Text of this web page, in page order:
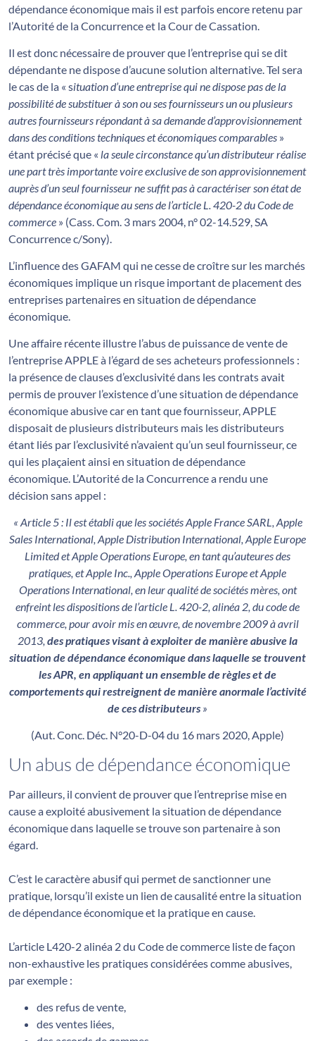
dépendance économique mais il est parfois encore retenu par
l’Autorité de la Concurrence et la Cour de Cassation.
Il est donc nécessaire de prouver que l’entreprise qui se dit
dépendante ne dispose d’aucune solution alternative. Tel sera
le cas de la « situation d’une entreprise qui ne dispose pas de la
possibilité de substituer à son ou ses fournisseurs un ou plusieurs
autres fournisseurs répondant à sa demande d’approvisionnement
dans des conditions techniques et économiques comparables »
étant précisé que « la seule circonstance qu’un distributeur réalise
une part très importante voire exclusive de son approvisionnement
auprès d’un seul fournisseur ne suffit pas à caractériser son état de
dépendance économique au sens de l’article L. 420-2 du Code de
commerce » (Cass. Com. 3 mars 2004, n° 02-14.529, SA
Concurrence c/Sony).
L’influence des GAFAM qui ne cesse de croître sur les marchés
économiques implique un risque important de placement des
entreprises partenaires en situation de dépendance
économique.
Une affaire récente illustre l’abus de puissance de vente de
l’entreprise APPLE à l’égard de ses acheteurs professionnels :
la présence de clauses d’exclusivité dans les contrats avait
permis de prouver l’existence d’une situation de dépendance
économique abusive car en tant que fournisseur, APPLE
disposait de plusieurs distributeurs mais les distributeurs
étant liés par l’exclusivité n’avaient qu’un seul fournisseur, ce
qui les plaçaient ainsi en situation de dépendance
économique. L’Autorité de la Concurrence a rendu une
décision sans appel :
« Article 5 : Il est établi que les sociétés Apple France SARL, Apple
Sales International, Apple Distribution International, Apple Europe
Limited et Apple Operations Europe, en tant qu’auteures des
pratiques, et Apple Inc., Apple Operations Europe et Apple
Operations International, en leur qualité de sociétés mères, ont
enfreint les dispositions de l’article L. 420-2, alinéa 2, du code de
commerce, pour avoir mis en œuvre, de novembre 2009 à avril
2013, des pratiques visant à exploiter de manière abusive la
situation de dépendance économique dans laquelle se trouvent
les APR, en appliquant un ensemble de règles et de
comportements qui restreignent de manière anormale l’activité
de ces distributeurs »
(Aut. Conc. Déc. N°20-D-04 du 16 mars 2020, Apple)
Un abus de dépendance économique
Par ailleurs, il convient de prouver que l’entreprise mise en
cause a exploité abusivement la situation de dépendance
économique dans laquelle se trouve son partenaire à son
égard.
C’est le caractère abusif qui permet de sanctionner une
pratique, lorsqu’il existe un lien de causalité entre la situation
de dépendance économique et la pratique en cause.
L’article L420-2 alinéa 2 du Code de commerce liste de façon
non-exhaustive les pratiques considérées comme abusives,
par exemple :
des refus de vente,
des ventes liées,